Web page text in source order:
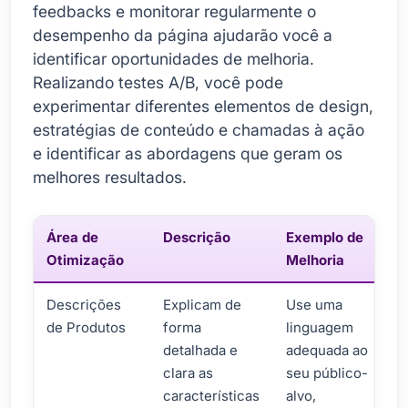
feedbacks e monitorar regularmente o
desempenho da página ajudarão você a
identificar oportunidades de melhoria.
Realizando testes A/B, você pode
experimentar diferentes elementos de design,
estratégias de conteúdo e chamadas à ação
e identificar as abordagens que geram os
melhores resultados.
Área de
Otimização
Descrição
Exemplo de
Melhoria
Descrições
de Produtos
Explicam de
forma
detalhada e
clara as
características
Use uma
linguagem
adequada ao
seu público-
alvo,